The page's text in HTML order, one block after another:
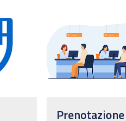
Prenotazione